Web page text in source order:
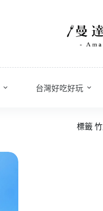
台灣好吃好玩
標籤竹